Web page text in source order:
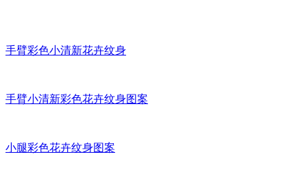
手臂彩色小清新花卉纹身
手臂小清新彩色花卉纹身图案
小腿彩色花卉纹身图案